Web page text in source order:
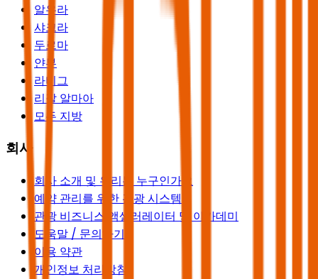
알우라
샤크라
두르마
얀부
라비그
리잘 알마아
모든 지방
회사
회사 소개 및 우리는 누구인가요
예약 관리를 위한 관광 시스템
관광 비즈니스 액셀러레이터 및 아카데미
도움말 / 문의하기
이용 약관
개인정보 처리방침